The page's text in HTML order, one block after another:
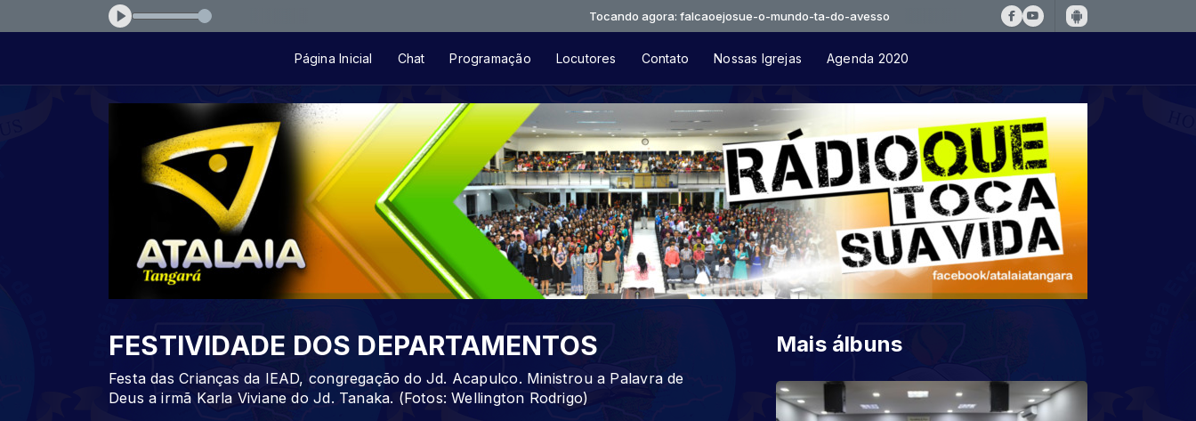
Tocando agora: falcaoejosue-o-mundo-ta-do-avesso
Página Inicial Chat Programação Locutores Contato Nossas Igrejas Agenda 2020
FESTIVIDADE DOS DEPARTAMENTOS
Festa das Crianças da IEAD, congregação do Jd. Acapulco. Ministrou a Palavra de
Deus a irmã Karla Viviane do Jd. Tanaka. (Fotos: Wellington Rodrigo)
Mais álbuns